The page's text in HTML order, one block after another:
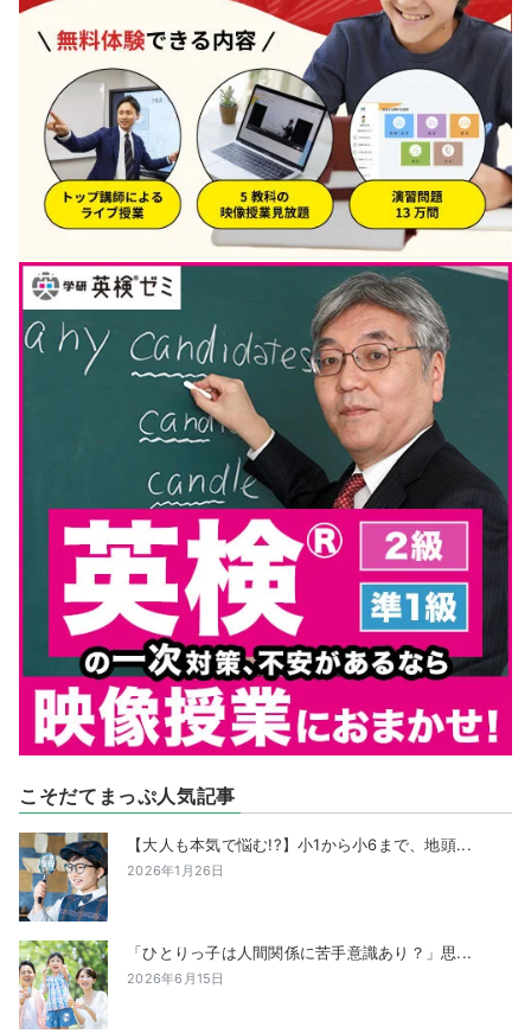
こそだてまっぷ人気記事
【大人も本気で悩む!?】小1から小6まで、地頭...
2026年1月26日
「ひとりっ子は人間関係に苦手意識あり？」思...
2026年6月15日